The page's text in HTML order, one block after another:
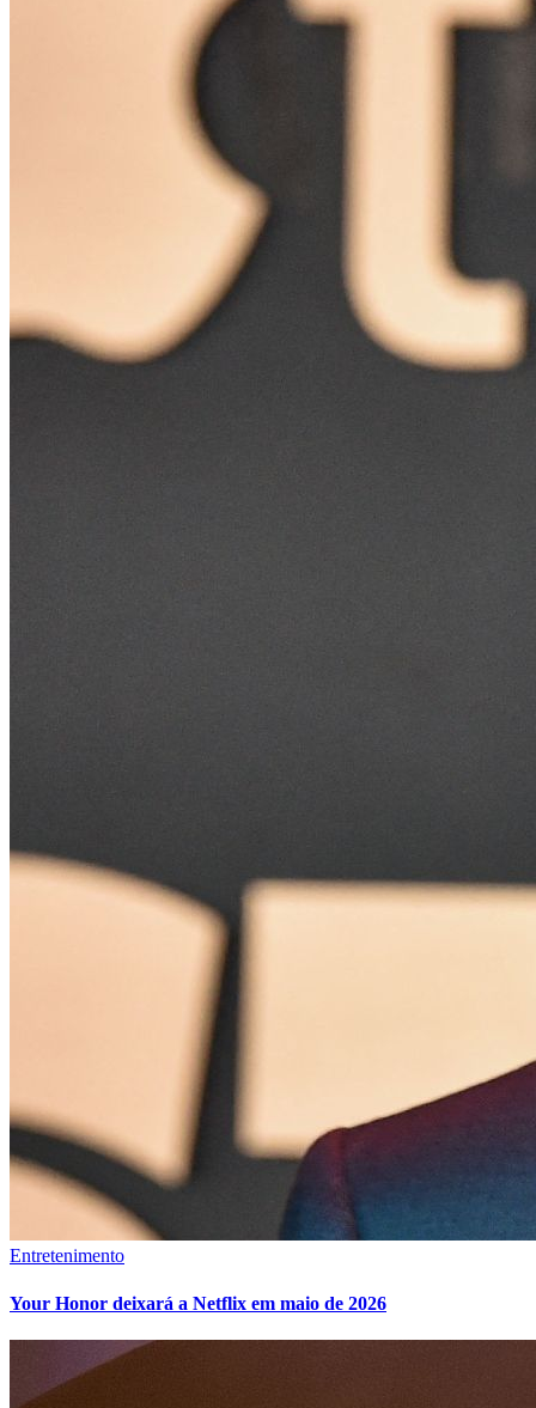
Entretenimento
Your Honor deixará a Netflix em maio de 2026